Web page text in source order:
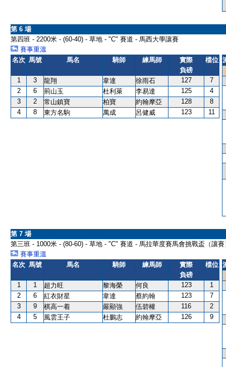
第 6 場
第四班 - 2200米 - (60-40) - 草地 - "C" 賽道 - 馬西大學讓賽
賽事重溫
名次 馬號 馬名 騎師 練馬師
實際
負磅
檔位
1 3 龍翔 韋達 徐雨石 127
7
2
6 荊山玉 杜利萊 李易達 125
4
3
2 常山鎮寶 柏寶 約翰摩亞 128
8
4
8 東方名駒 萬成 呂健威 123 11
第 7 場
第三班 - 1000米 - (80-60) - 草地 - "C" 賽道 - 馬拉華度賽馬會挑戰盃（讓賽
賽事重溫
名次 馬號 馬名 騎師 練馬師
實際
負磅
檔位
1 1 超力旺 黎海榮 何良 123
1
2
6 紅衣財星 韋達 蔡約翰 123
7
3
9 棋高一着 嚴顯強 伍碧權 116
2
4
5 風雲王子 杜鵬志 約翰摩亞 126 9